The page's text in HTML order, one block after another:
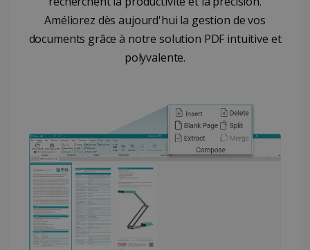
Améliorez dès aujourd'hui la gestion de vos
documents grâce à notre solution PDF intuitive et
polyvalente.
CookieScriptConsent
Politique de confidentialité de Google